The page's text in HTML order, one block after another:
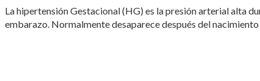
La hipertensión Gestacional (HG) es la presión arterial alta
embarazo. Normalmente desaparece después del nacimiento